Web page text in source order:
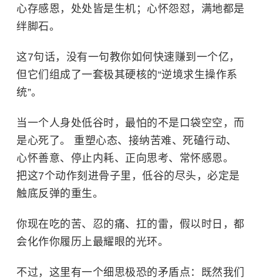
心存感恩，处处皆是生机；心怀怨怼，满地都是
绊脚石。
这7句话，没有一句教你如何快速赚到一个亿，
但它们组成了一套极其硬核的“逆境求生操作系
统”。
当一个人身处低谷时，最怕的不是口袋空空，而
是心死了。 重塑心态、接纳苦难、死磕行动、
心怀善意、停止内耗、正向思考、常怀感恩。
把这7个动作刻进骨子里，低谷的尽头，必定是
触底反弹的重生。
你现在吃的苦、忍的痛、扛的雷，假以时日，都
会化作你履历上最耀眼的光环。
不过，这里有一个细思极恐的矛盾点：既然我们